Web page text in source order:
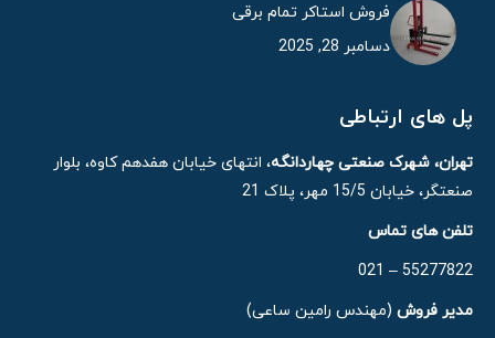
فروش استاکر تمام برقی
دسامبر 28, 2025
پل های ارتباطی
تهران، شهرک صنعتی چهاردانگه، انتهای خیابان هفدهم کاوه، بلوار
صنعتگر، خیابان 15/5 مهر، پلاک 21
تلفن های تماس
55277822 – 021
مدیر فروش (مهندس رامین ساعی)